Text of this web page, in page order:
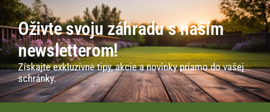
Oživte svoju záhradu s naším
newsletterom!
Získajte exkluzívne tipy, akcie a novinky priamo do vašej
schránky.